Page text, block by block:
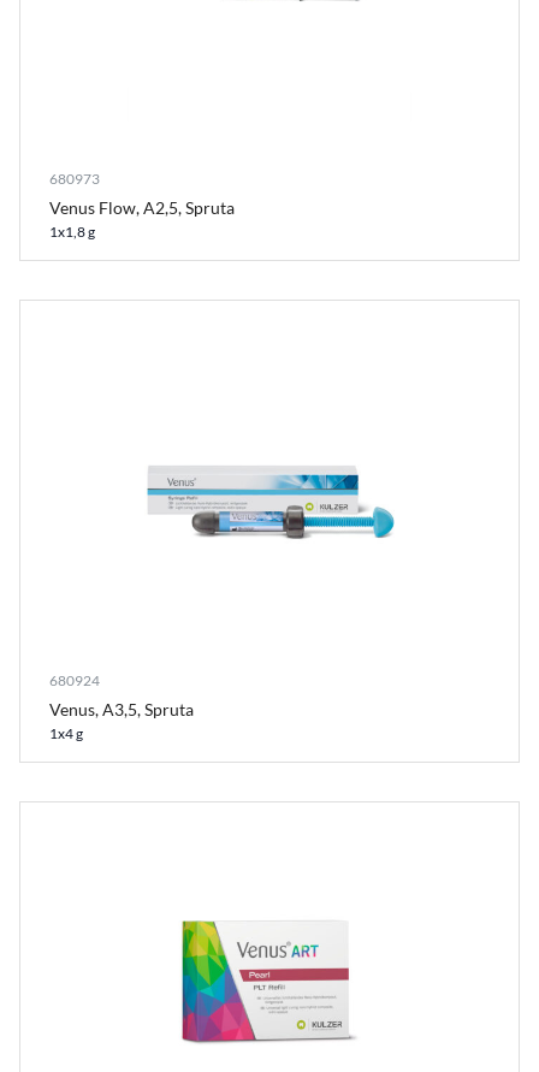
680973
Venus Flow, A2,5, Spruta
1x1,8 g
680924
Venus, A3,5, Spruta
1x4 g